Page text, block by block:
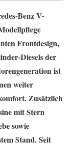
Benz V-
Frontdesign,
Diesels der
ist
weiter
Zusätzlich
mit Stern
sowie
Stand. Seit